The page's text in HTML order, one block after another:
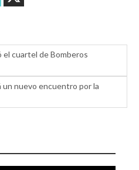
el cuartel de Bomberos
un nuevo encuentro por la